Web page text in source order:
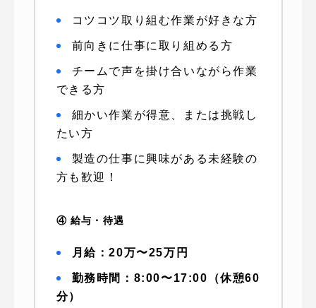
コツコツ取り組む作業が好きな方
前向きに仕事に取り組める方
チームで声を掛け合いながら作業
できる方
細かい作業が得意、または挑戦し
たい方
製造の仕事に興味がある未経験の
方も歓迎！
④ 給与・待遇
月給：20万〜25万円
勤務時間：8:00〜17:00（休憩60
分）